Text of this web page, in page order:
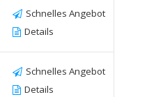
Schnelles Angebot
Details
Schnelles Angebot
Details